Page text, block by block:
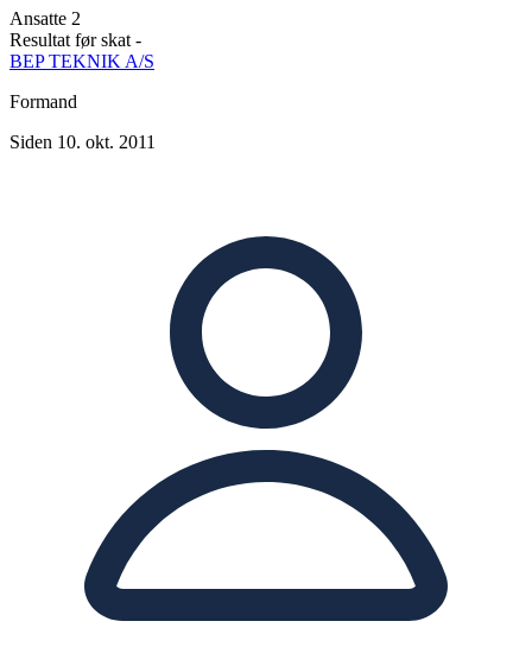
Ansatte 2
Resultat før skat -
BEP TEKNIK A/S
Formand
Siden 10. okt. 2011